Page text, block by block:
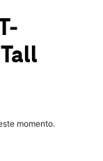
momento.